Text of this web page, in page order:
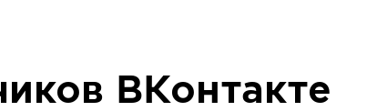
ВКонтакте